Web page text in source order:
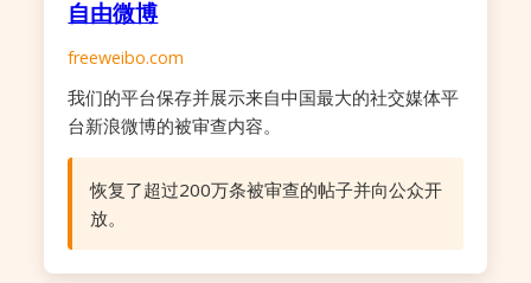
自由微博
freeweibo.com
我们的平台保存并展示来自中国最大的社交媒体平
台新浪微博的被审查内容。
恢复了超过200万条被审查的帖子并向公众开
放。